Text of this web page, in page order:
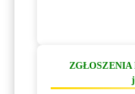
ZGŁOSZENIA